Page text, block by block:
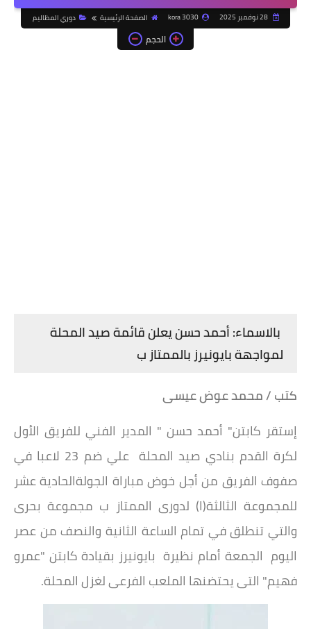
28 نوفمبر 2025 kora 3030 الصفحة الرئيسية دوري المظاليم
الحجم
بالاسماء: أحمد حسن يعلن قائمة صيد المحلة
لمواجهة بايونيرز بالممتاز ب
كتب / محمد عوض عيسى
إستقر كابتن" أحمد حسن " المدير الفني للفريق الأول
لكرة القدم بنادي صيد المحلة علي ضم 23 لاعبا في
صفوف الفريق من أجل خوض مباراة الجولةالحادية عشر
للمجموعة الثالثة(ا) لدورى الممتاز ب مجموعة بحرى
والتي تنطلق في تمام الساعة الثانية والنصف من عصر
اليوم الجمعة أمام نظيرة بايونيرز بقيادة كابتن "عمرو
فهيم" التى يحتضنها الملعب الفرعى لغزل المحلة.